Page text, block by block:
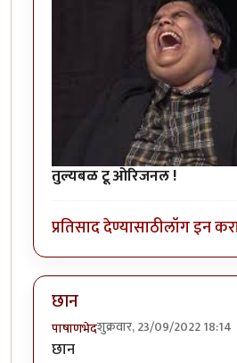
तुल्यबळ टू ओरिजनल !
प्रतिसाद देण्यासाठीलॉग इन
छान
पाषाणभेदशुक्रवार, 23/09/2022 18:14
छान